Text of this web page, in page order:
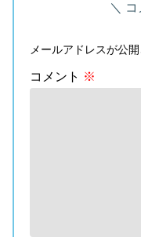
メールアドレスが公
コメント ※